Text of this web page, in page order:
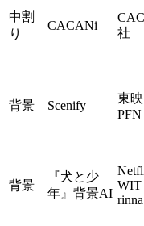
中割
り
CACANi
社
背景 Scenify
東
PFN
背景
『犬と少
年』背景AI
WIT
rinna